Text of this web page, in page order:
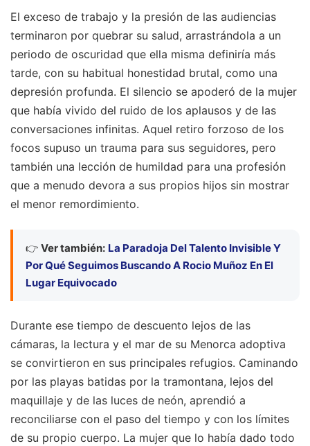
El exceso de trabajo y la presión de las audiencias
terminaron por quebrar su salud, arrastrándola a un
periodo de oscuridad que ella misma definiría más
tarde, con su habitual honestidad brutal, como una
depresión profunda. El silencio se apoderó de la mujer
que había vivido del ruido de los aplausos y de las
conversaciones infinitas. Aquel retiro forzoso de los
focos supuso un trauma para sus seguidores, pero
también una lección de humildad para una profesión
que a menudo devora a sus propios hijos sin mostrar
el menor remordimiento.
👉 Ver también: La Paradoja Del Talento Invisible Y
Por Qué Seguimos Buscando A Rocio Muñoz En El
Lugar Equivocado
Durante ese tiempo de descuento lejos de las
cámaras, la lectura y el mar de su Menorca adoptiva
se convirtieron en sus principales refugios. Caminando
por las playas batidas por la tramontana, lejos del
maquillaje y de las luces de neón, aprendió a
reconciliarse con el paso del tiempo y con los límites
de su propio cuerpo. La mujer que lo había dado todo